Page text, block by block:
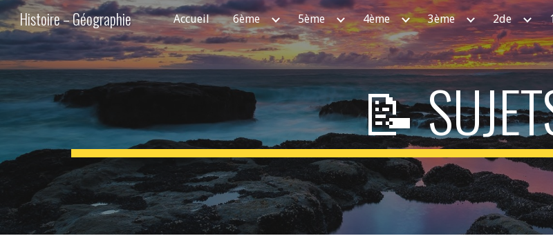
Skip to main content
Histoire – Géographie Accueil 6ème 5ème 4ème 3ème 2de
📝